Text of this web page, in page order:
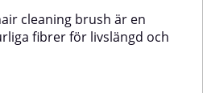
cleaning brush är en
fibrer för livslängd och